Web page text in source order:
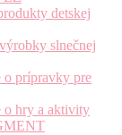
detskej
slnečnej
o prípravky pre
o hry a aktivity